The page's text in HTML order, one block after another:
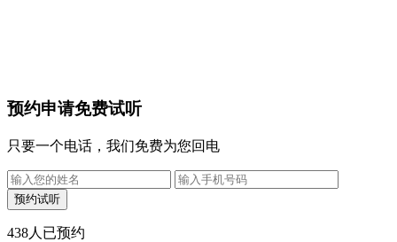
预约申请免费试听
只要一个电话，我们免费为您回电
438人已预约